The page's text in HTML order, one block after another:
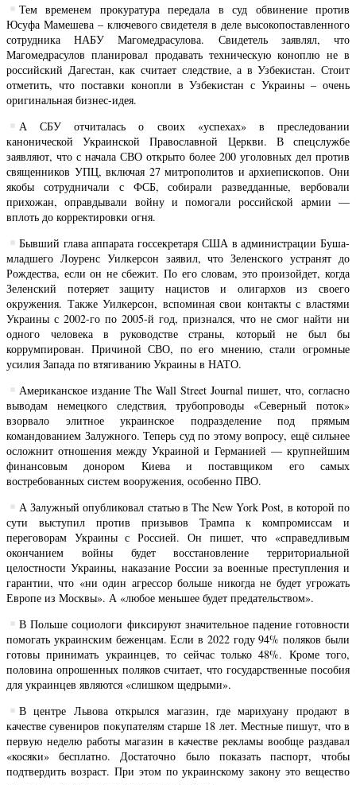
Тем временем прокуратура передала в суд обвинение против
Юсуфа Мамешева – ключевого свидетеля в деле высокопоставленного
сотрудника НАБУ Магомедрасулова. Свидетель заявлял, что
Магомедрасулов планировал продавать техническую коноплю не в
российский Дагестан, как считает следствие, а в Узбекистан. Стоит
отметить, что поставки конопли в Узбекистан с Украины – очень
оригинальная бизнес-идея.
А СБУ отчиталась о своих «успехах» в преследовании
канонической Украинской Православной Церкви. В спецслужбе
заявляют, что с начала СВО открыто более 200 уголовных дел против
священников УПЦ, включая 27 митрополитов и архиепископов. Они
якобы сотрудничали с ФСБ, собирали разведданные, вербовали
прихожан, оправдывали войну и помогали российской армии —
вплоть до корректировки огня.
Бывший глава аппарата госсекретаря США в администрации Буша-
младшего Лоуренс Уилкерсон заявил, что Зеленского устранят до
Рождества, если он не сбежит. По его словам, это произойдет, когда
Зеленский потеряет защиту нацистов и олигархов из своего
окружения. Также Уилкерсон, вспоминая свои контакты с властями
Украины с 2002-го по 2005-й год, признался, что не смог найти ни
одного человека в руководстве страны, который не был бы
коррумпирован. Причиной СВО, по его мнению, стали огромные
усилия Запада по втягиванию Украины в НАТО.
Американское издание The Wall Street Journal пишет, что, согласно
выводам немецкого следствия, трубопроводы «Северный поток»
взорвало элитное украинское подразделение под прямым
командованием Залужного. Теперь суд по этому вопросу, ещё сильнее
осложнит отношения между Украиной и Германией — крупнейшим
финансовым донором Киева и поставщиком его самых
востребованных систем вооружения, особенно ПВО.
А Залужный опубликовал статью в The New York Post, в которой по
сути выступил против призывов Трампа к компромиссам и
переговорам Украины с Россией. Он пишет, что «справедливым
окончанием войны будет восстановление территориальной
целостности Украины, наказание России за военные преступления и
гарантии, что «ни один агрессор больше никогда не будет угрожать
Европе из Москвы». А «любое меньшее будет предательством».
В Польше социологи фиксируют значительное падение готовности
помогать украинским беженцам. Если в 2022 году 94% поляков были
готовы принимать украинцев, то сейчас только 48%. Кроме того,
половина опрошенных поляков считает, что государственные пособия
для украинцев являются «слишком щедрыми».
В центре Львова открылся магазин, где марихуану продают в
качестве сувениров покупателям старше 18 лет. Местные пишут, что в
первую неделю работы магазин в качестве рекламы вообще раздавал
«косяки» бесплатно. Достаточно было показать паспорт, чтобы
подтвердить возраст. При этом по украинскому закону это вещество